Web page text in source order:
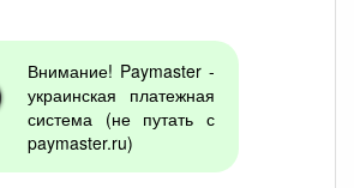
Внимание! Paymaster -
украинская платежная
система (не путать с
paymaster.ru)